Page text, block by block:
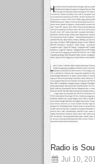
Radio is
Jul 10,